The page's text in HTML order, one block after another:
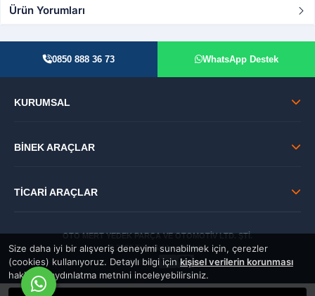
Size daha iyi bir alışveriş deneyimi sunabilmek için, çerezler
(cookies) kullanıyoruz. Detaylı bilgi için kişisel verilerin korunması
hakkında aydınlatma metnini inceleyebilirsiniz.
Ürün Yorumları
0850 888 36 73 WhatsApp Destek
KURUMSAL
BİNEK ARAÇLAR
TİCARİ ARAÇLAR
OTO MERT YEDEK PARÇA VE OTOMOTİV LTD. ŞTİ.
© 2026 Tüm Hakları Saklıdır.
GÜVENLİ: